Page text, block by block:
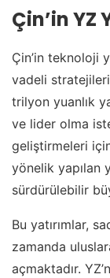
Çin’in YZ
Çin’in teknoloji
vadeli
trilyon yuanlık
ve lider olma
geliştirmeleri
yönelik yapılan
sürdürülebilir
Bu yatırımlar,
zamanda
açmaktadır.